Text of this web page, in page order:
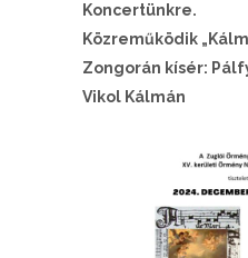
Koncertünkre.
Közreműködik
Zongorán kísér:
Vikol Kálmán